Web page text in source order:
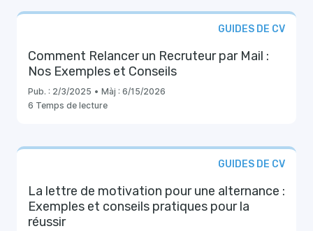
GUIDES DE CV
Comment Relancer un Recruteur par Mail :
Nos Exemples et Conseils
Pub. : 2/3/2025 • Màj : 6/15/2026
6 Temps de lecture
GUIDES DE CV
La lettre de motivation pour une alternance :
Exemples et conseils pratiques pour la
réussir